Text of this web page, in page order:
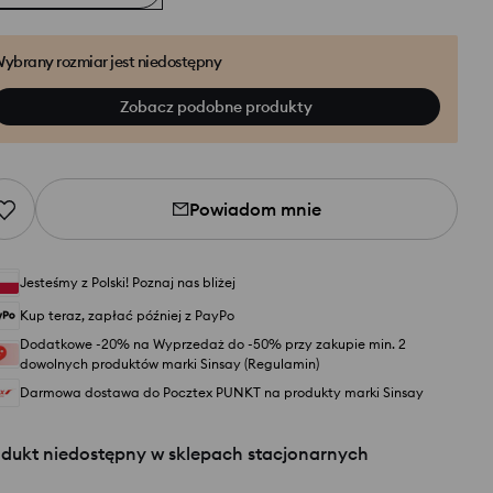
rozmiar jest niedostępny
Zobacz podobne produkty
Powiadom mnie
Jesteśmy z Polski! Poznaj nas bliżej
Kup teraz, zapłać później z PayPo
Dodatkowe -20% na Wyprzedaż do -50% przy zakupie min. 2
dowolnych produktów marki Sinsay (Regulamin)
Darmowa dostawa do Pocztex PUNKT na produkty marki Sinsay
niedostępny w sklepach stacjonarnych